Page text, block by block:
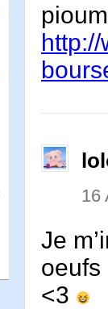
16
Je
oeufs
<3